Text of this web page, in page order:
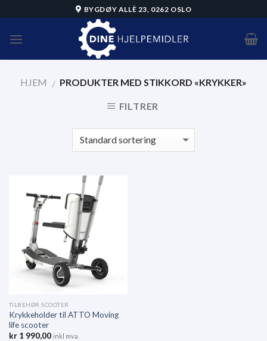
to
content
BYGDØY ALLÈ 23, 0262 OSLO
HJEM / PRODUKTER MED STIKKORD «KRYKKER»
FILTRER
TILBEHØR SCOOTER
Krykkeholder til ATTO Moving
life scooter
kr1 990,00 inkl mva